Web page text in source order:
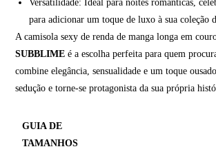
Versatilidade: Ideal para noites românticas,
para adicionar um toque de luxo à sua coleção
A camisola sexy de renda de manga longa em
SUBBLIME é a escolha perfeita para quem
combine elegância, sensualidade e um toque
sedução e torne-se protagonista da sua própria
GUIA DE
TAMANHOS